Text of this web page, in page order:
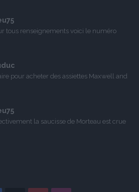
tous renseignements voici le numéro
pour acheter des assiettes Maxwell and
la saucisse de Morteau est crue